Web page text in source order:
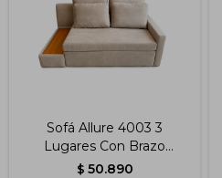
Sofá Allure 4003 3
Lugares Con Brazo
Esquinero Color Beige
$ 50.890
Impermeabilizantes
Techos